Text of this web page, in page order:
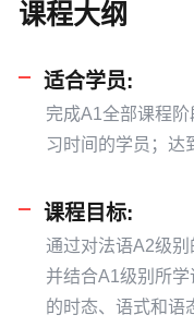
课程大纲
适合学员:
完成A1全部课程
习时间的学员；达
课程目标:
通过对法语A2级别
并结合A1级别所
的时态、语式和语